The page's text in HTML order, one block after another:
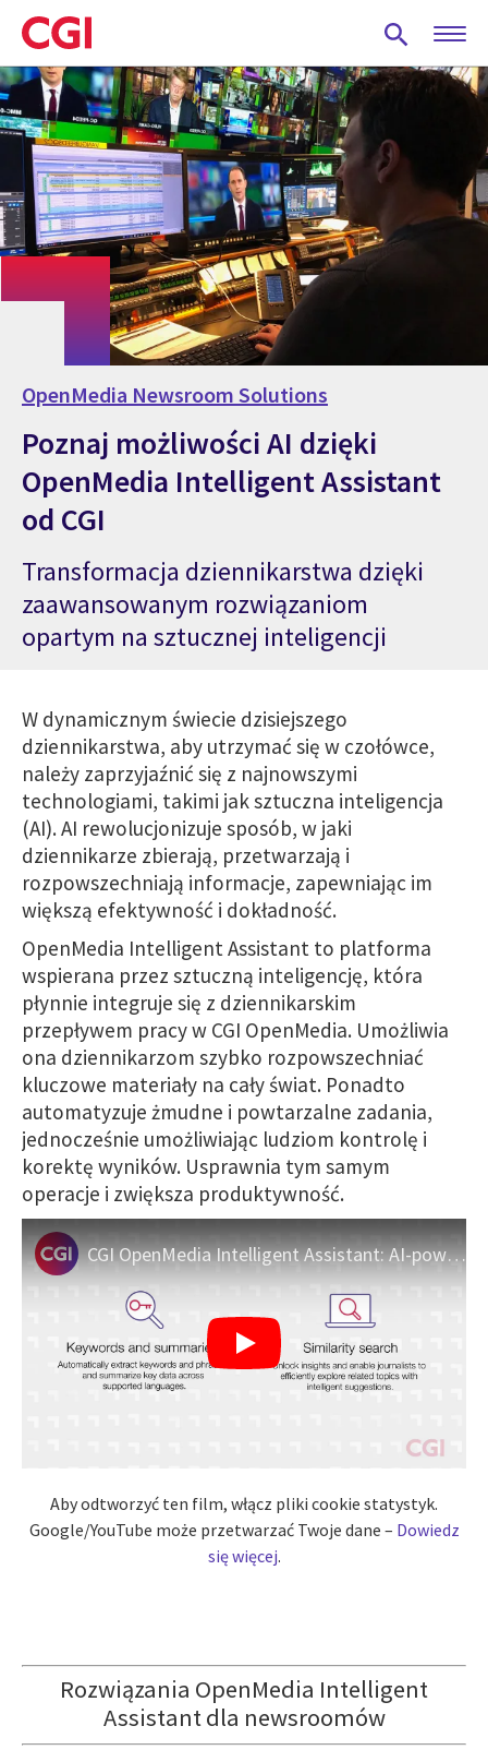
Skip
to
main
content
OpenMedia Newsroom Solutions
Poznaj możliwości AI dzięki
OpenMedia Intelligent Assistant
od CGI
Transformacja dziennikarstwa dzięki
zaawansowanym rozwiązaniom
opartym na sztucznej inteligencji
W dynamicznym świecie dzisiejszego
dziennikarstwa, aby utrzymać się w czołówce,
należy zaprzyjaźnić się z najnowszymi
technologiami, takimi jak sztuczna inteligencja
(AI). AI rewolucjonizuje sposób, w jaki
dziennikarze zbierają, przetwarzają i
rozpowszechniają informacje, zapewniając im
większą efektywność i dokładność.
OpenMedia Intelligent Assistant to platforma
wspierana przez sztuczną inteligencję, która
płynnie integruje się z dziennikarskim
przepływem pracy w CGI OpenMedia. Umożliwia
ona dziennikarzom szybko rozpowszechniać
kluczowe materiały na cały świat. Ponadto
automatyzuje żmudne i powtarzalne zadania,
jednocześnie umożliwiając ludziom kontrolę i
korektę wyników. Usprawnia tym samym
operacje i zwiększa produktywność.
CGI OpenMedia Intelligent Assistant: AI-powered journalism solutions
Aby odtworzyć ten film, włącz pliki cookie statystyk.
Google/YouTube może przetwarzać Twoje dane – Dowiedz
się więcej.
Rozwiązania OpenMedia Intelligent
Assistant dla newsroomów